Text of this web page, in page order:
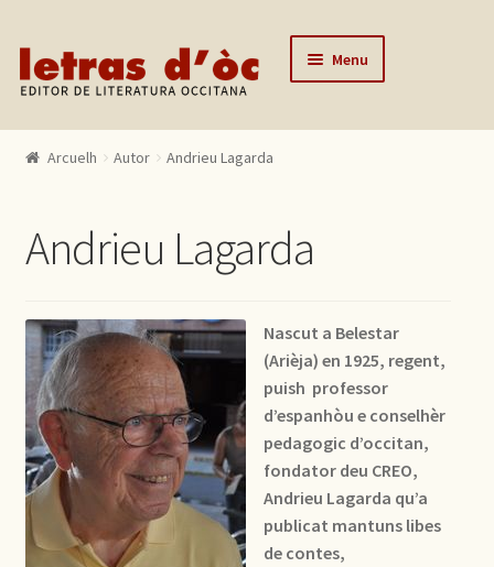
Skip to navigation
Skip to content Menu
Catalògue
Actualitats
Contactar
Mon compte
Arcuelh Autor Andrieu Lagarda
Andrieu Lagarda
Nascut a Belestar
(Arièja) en 1925, regent,
puish professor
d’espanhòu e conselhèr
pedagogic d’occitan,
fondator deu CREO,
Andrieu Lagarda qu’a
publicat mantuns libes
de contes,